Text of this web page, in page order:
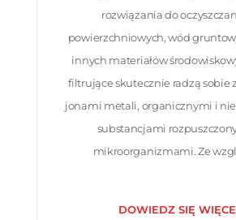
rozwiązania do
powierzchniowych, wód
innych materiałów
filtrujące skutecznie radzą sobie
jonami metali, organicznymi i
substancjami
mikroorganizmami. Ze
DOWIEDZ SIĘ